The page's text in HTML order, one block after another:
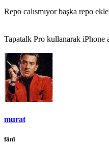
Repo calısmıyor başka repo
Tapatalk Pro kullanarak iPhone
murat
fânî